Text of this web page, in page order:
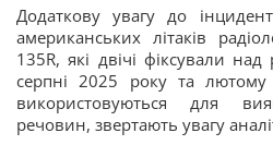
Додаткову увагу до
американських літаків
135R, які двічі фіксували
серпні 2025 року та лютому
використовуються для
речовин, звертають увагу